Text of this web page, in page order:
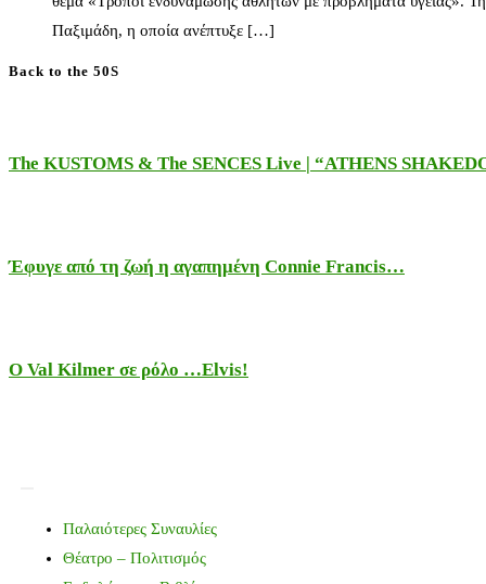
Παξιμάδη, η οποία ανέπτυξε […]
Back to the 50S
The KUSTOMS & The SENCES Live | “ATHENS
Έφυγε από τη ζωή η αγαπημένη Connie Francis…
Ο Val Kilmer σε ρόλο …Elvis!
Παλαιότερες Συναυλίες
Θέατρο – Πολιτισμός